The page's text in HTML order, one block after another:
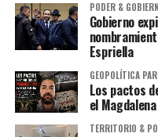
PODER &
Gobierno
Espriella
GEOPOLÍTICA
Los pactos
el Magdalena
TERRITORIO &